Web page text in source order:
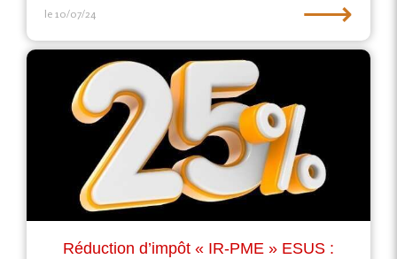
le 10/07/24 ⟶
Réduction d’impôt « IR-PME » ESUS :